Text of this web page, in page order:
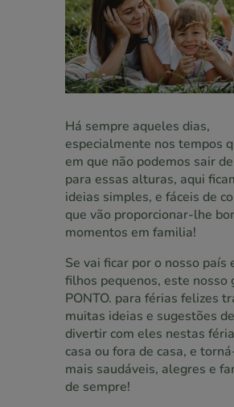
Há sempre aqueles dias,
especialmente nos tempos
em que não podemos sair
para essas alturas, aqui
ideias simples, e fáceis de
que vão proporcionar-lhe
momentos em familia!
Se vai ficar por o nosso país
filhos pequenos, este nosso
PONTO. para férias felizes
muitas ideias e sugestões
divertir com eles nestas
casa ou fora de casa, e
mais saudáveis, alegres e
de sempre!